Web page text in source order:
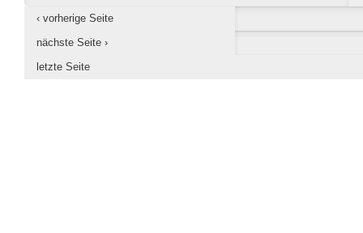
‹ vorherige Seite
nächste Seite ›
letzte Seite